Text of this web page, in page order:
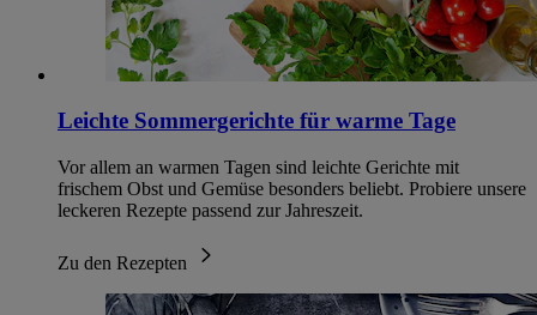
Leichte Sommergerichte für warme Tage
Vor allem an warmen Tagen sind leichte Gerichte mit
frischem Obst und Gemüse besonders beliebt. Probiere unsere
leckeren Rezepte passend zur Jahreszeit.
Zu den Rezepten